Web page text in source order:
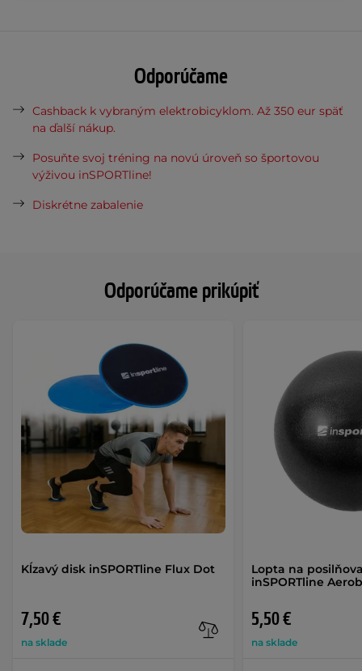
Odporúčame prikúpiť
Kĺzavý disk inSPORTline Flux Dot
7,50 €
na sklade
Lopta na
inSPORTline
5,50 €
na sklade
Odporúčame
Cashback k vybraným elektrobicyklom. Až 350 eur späť
na ďalší nákup.
Posuňte svoj tréning na novú úroveň so športovou
výživou inSPORTline!
Diskrétne zabalenie